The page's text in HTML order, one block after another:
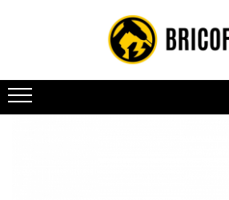
Toate Produsele
Vehicule electrice
Atv